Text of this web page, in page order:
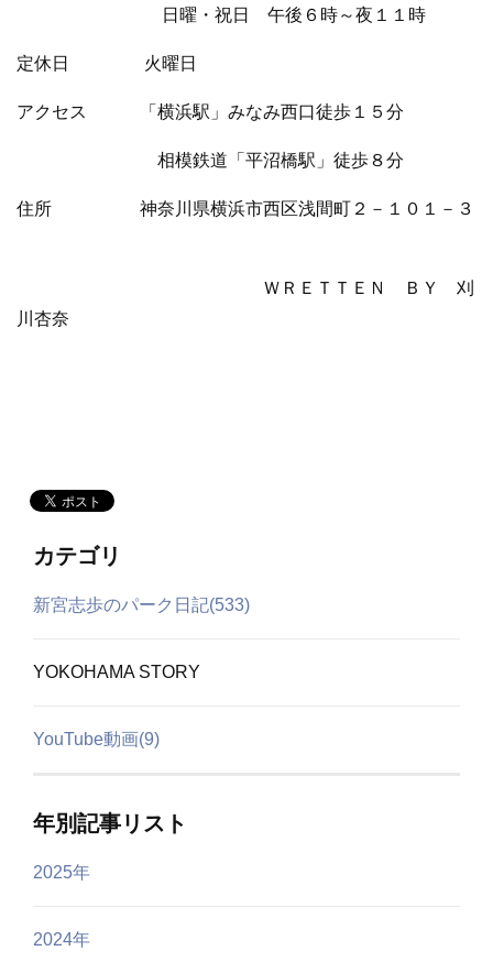
日曜・祝日 午後６時～夜１１時
定休日 火曜日
アクセス 「横浜駅」みなみ西口徒歩１５分
相模鉄道「平沼橋駅」徒歩８分
住所 神奈川県横浜市西区浅間町２－１０１－３
ＷＲＥＴＴＥＮ ＢＹ 刈
川杏奈
カテゴリ
新宮志歩のパーク日記(533)
YOKOHAMA STORY
YouTube動画(9)
年別記事リスト
2025年
2024年